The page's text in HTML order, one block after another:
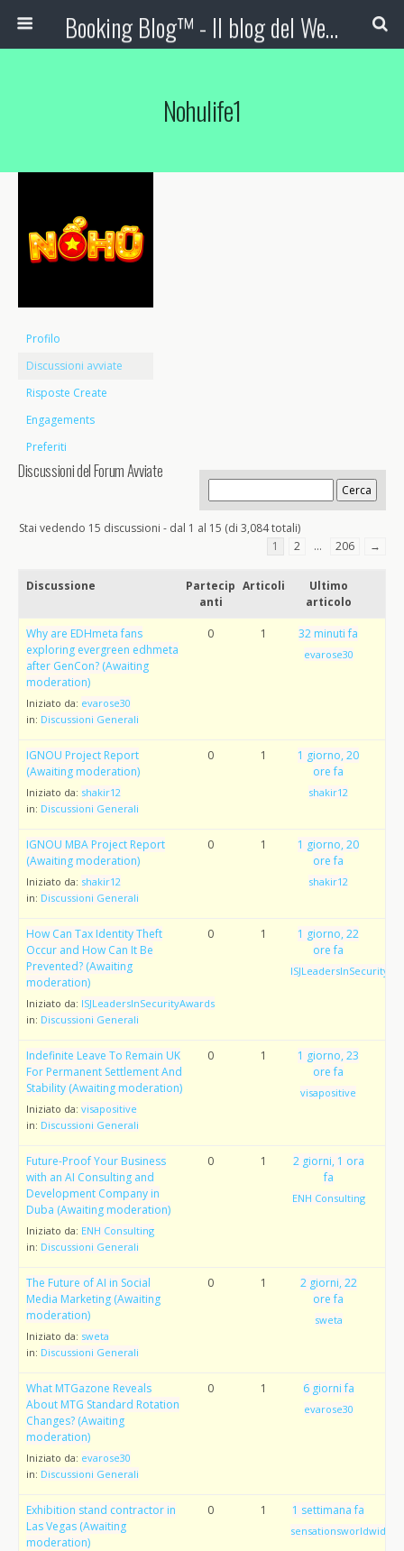
Booking Blog™ - Il blog del Web Marketing Turistico
Nohulife1
Profilo
Discussioni avviate
Risposte Create
Engagements
Preferiti
Discussioni del Forum Avviate
Stai vedendo 15 discussioni - dal 1 al 15 (di 3,084 totali)
1
2 … 206 →
Discussione
Partecip
anti
Articoli
Ultimo
articolo
Why are EDHmeta fans
exploring evergreen edhmeta
after GenCon? (Awaiting
moderation)
Iniziato da: evarose30
in: Discussioni Generali
0 1 32 minuti fa
evarose30
IGNOU Project Report
(Awaiting moderation)
Iniziato da: shakir12
in: Discussioni Generali
0 1
1 giorno, 20
ore fa
shakir12
IGNOU MBA Project Report
(Awaiting moderation)
Iniziato da: shakir12
in: Discussioni Generali
0 1
1 giorno, 20
ore fa
shakir12
How Can Tax Identity Theft
Occur and How Can It Be
Prevented? (Awaiting
moderation)
Iniziato da: ISJLeadersInSecurityAwards
in: Discussioni Generali
0 1
1 giorno, 22
ore fa
Indefinite Leave To Remain UK
For Permanent Settlement And
Stability (Awaiting moderation)
Iniziato da: visapositive
in: Discussioni Generali
0 1
1 giorno, 23
ore fa
visapositive
Future-Proof Your Business
with an AI Consulting and
Development Company in
Duba (Awaiting moderation)
Iniziato da: ENH Consulting
in: Discussioni Generali
0 1
2 giorni, 1 ora
fa
ENH Consulting
The Future of AI in Social
Media Marketing (Awaiting
moderation)
Iniziato da: sweta
in: Discussioni Generali
0 1
2 giorni, 22
ore fa
sweta
What MTGazone Reveals
About MTG Standard Rotation
Changes? (Awaiting
moderation)
Iniziato da: evarose30
in: Discussioni Generali
0 1 6 giorni fa
evarose30
Exhibition stand contractor in
Las Vegas (Awaiting
moderation)
0 1 1 settimana fa
sensationsworldwide